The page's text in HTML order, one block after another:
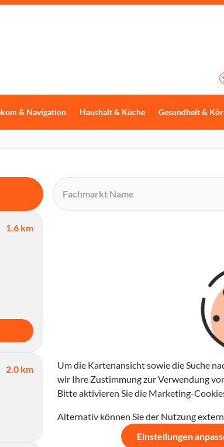
& Navigation Haushalt & Küche Gesundheit &
1.6 km
2.0 km
Um die Kartenansicht sowie die Suche
wir Ihre Zustimmung zur Verwendung
Bitte aktivieren Sie die Marketing-
Alternativ können Sie der Nutzung
Einstellungen